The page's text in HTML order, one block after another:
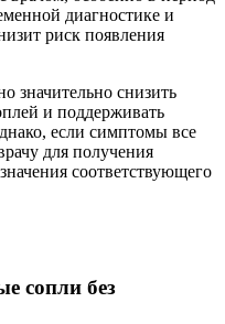
диагностике и
риск появления
значительно снизить
и поддерживать
если симптомы все
для получения
соответствующего
сопли без